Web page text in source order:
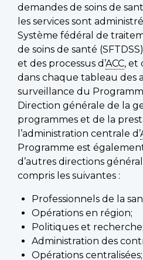
demandes de soins de
les services sont
Système fédéral de
de soins de santé
et des processus d’ACC, et
dans chaque tableau des
surveillance du
Direction générale de la
programmes et de la
l’administration centrale d’
Programme est
d’autres directions
compris les suivantes :
Professionnels de la
Opérations en région;
Politiques et recherche;
Administration des
Opérations centralisées;